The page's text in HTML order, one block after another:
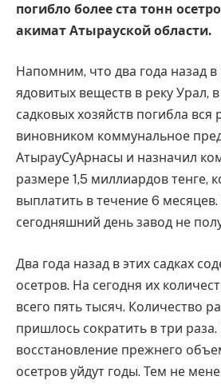
погибло более ста тонн
акимат Атырауской области.
Напомним, что два года назад в
ядовитых веществ в реку Урал,
садковых хозяйств погибла вся
виновником коммунальное
АтырауСуАрнасы и назначил
размере 1,5 миллиардов тенге,
выплатить в течение 6
сегодняшний день завод не
Два года назад в этих садках
осетров. На сегодня их
всего пять тысяч. Количество
пришлось сократить в три раза.
восстановление прежнего
осетров уйдут годы. Тем не